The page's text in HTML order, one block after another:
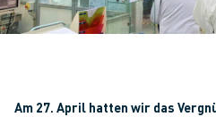
Am 27. April hatten wir das